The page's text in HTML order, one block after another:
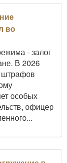
во
- залог
В 2026
штрафов
особых
офицер